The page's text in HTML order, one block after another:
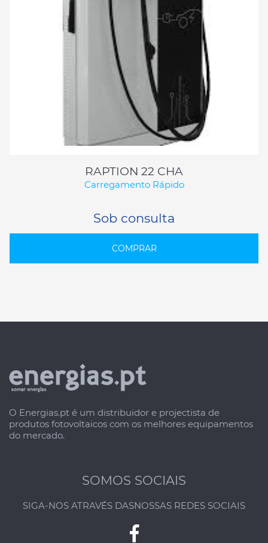
RAPTION 22 CHA
Carregamento Rápido
Sob consulta
COMPRAR
O Energias.pt é um distribuidor e projectista de
produtos fotovoltaicos com os melhores equipamentos
do mercado.
SOMOS SOCIAIS
SIGA-NOS ATRAVÉS DASNOSSAS REDES SOCIAIS